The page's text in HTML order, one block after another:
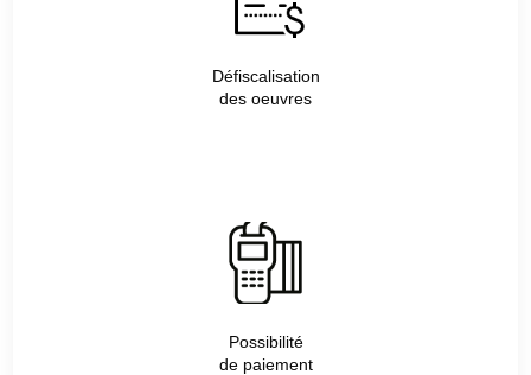
Défiscalisation
des oeuvres
Possibilité
de paiement